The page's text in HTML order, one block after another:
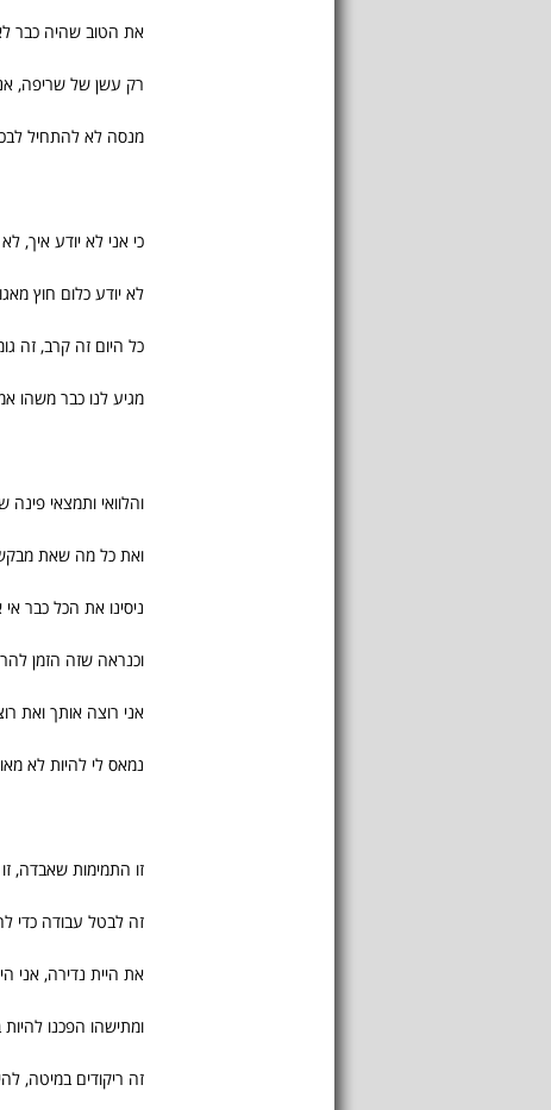
את הטוב שהיה כבר
רק עשן של שריפה,
מנסה לא להתחיל
כי אני לא יודע איך,
לא יודע כלום חוץ
כל היום זה קרב, זה
מגיע לנו כבר משהו
והלוואי ותמצאי
ואת כל מה שאת
ניסינו את הכל כבר
וכנראה שזה הזמן
אני רוצה אותך ואת
נמאס לי להיות לא
זו התמימות שאבדה,
זה לבטל עבודה כדי
את היית נדירה, אני
ומתישהו הפכנו להיות
זה ריקודים במיטה,